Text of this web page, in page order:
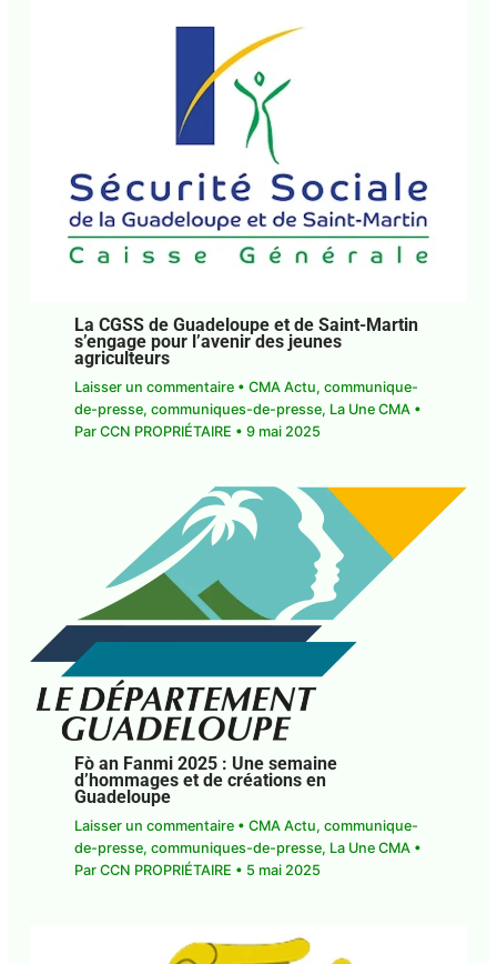
La CGSS de Guadeloupe et de Saint-Martin
s’engage pour l’avenir des jeunes
agriculteurs
Laisser un commentaire • CMA Actu, communique-
de-presse, communiques-de-presse, La Une CMA •
Par CCN PROPRIÉTAIRE • 9 mai 2025
Fò an Fanmi 2025 : Une semaine
d’hommages et de créations en
Guadeloupe
Laisser un commentaire • CMA Actu, communique-
de-presse, communiques-de-presse, La Une CMA•
Par CCN PROPRIÉTAIRE • 5 mai 2025